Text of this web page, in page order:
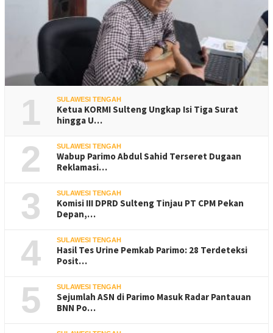
1 SULAWESI TENGAH
Ketua KORMI Sulteng Ungkap Isi Tiga Surat
hingga U…
2 SULAWESI TENGAH
Wabup Parimo Abdul Sahid Terseret Dugaan
Reklamasi…
3 SULAWESI TENGAH
Komisi III DPRD Sulteng Tinjau PT CPM Pekan
Depan,…
4 SULAWESI TENGAH
Hasil Tes Urine Pemkab Parimo: 28 Terdeteksi
Posit…
5 SULAWESI TENGAH
Sejumlah ASN di Parimo Masuk Radar Pantauan
BNN Po…